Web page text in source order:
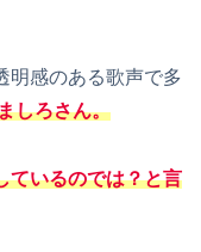
明感のある歌声で多
しろさん。
ているのでは？と言